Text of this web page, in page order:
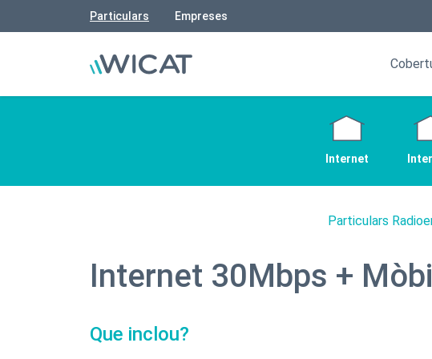
Particulars Empreses
Internet
Particulars
Internet 30Mbps +
Que inclou?